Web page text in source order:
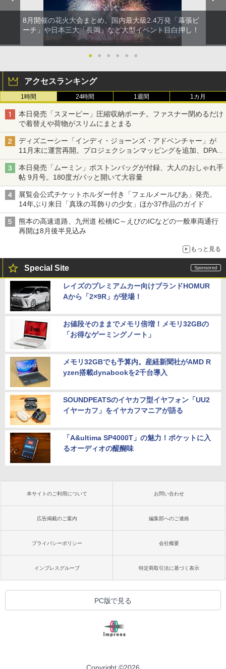
8月開催の花火大会まとめ。国内最大級2.4万発「幕張ビ
ーチ」や日本三大「長岡」など大型イベント目白押し！
● ● ● ● ● ●
アクセスランキング
1時間 24時間 1週間 1カ月
本日発売「スヌーピー」圧縮収納ポーチ。ファスナー閉めるだけ
で着替えや荷物がスリムにまとまる
ディズニーシー「インディ・ジョーンズ・アドベンチャー」が
11月末に運営再開。プロジェクションマッピングを追加、DPA
は1500円
本日発売「ムーミン」ボストンバッグが付録、大人のおしゃれ手
帖 9月号。180度ガバッと開いて大容量
展覧会公式チケットホルダー付き「フェルメールぴあ」発売。
14年ぶり来日「真珠の耳飾りの少女」ほか37作品のガイド
熊本の高速道路、九州道 松橋IC～えびのICなどの一般車両通行
再開は8月後半見込み
もっと見る
Special Site
レイズのプレミアムカー向けブランドHOMUR
Aから「2×9R」が登場！
お値段そのままでメモリ倍増！メモリ32GBの
「お得なゲーミングノート」
メモリ32GBでも予算内。産経新聞社がAMD R
yzen搭載dynabookを2千台導入
SOUNDPEATSのイヤカフ型イヤフォン「UU2
イヤーカフ」をイヤカフマニアが語る
「A&ultima SP4000T」の魅力！ポケットに入
るオーディオの醍醐味
本サイトのご利用について お問い合わせ
広告掲載のご案内 編集部へのご連絡
プライバシーポリシー 会社概要
インプレスグループ 特定商取引法に基づく表示
PC版で見る
Copyright ©2026